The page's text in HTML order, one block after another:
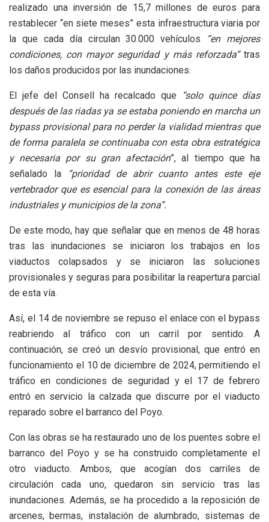
realizado una inversión de 15,7 millones de euros para
restablecer “en siete meses” esta infraestructura viaria por
la que cada día circulan 30.000 vehículos
“en mejores
condiciones, con mayor seguridad y más reforzada”tras
los daños producidos por las inundaciones.
El jefe del Consell ha recalcado que
“solo quince días
después de las riadas ya se estaba poniendo en marcha un
bypass provisional para no perder la vialidad mientras que
de forma paralela se continuaba con esta obra estratégica
y necesaria por su gran afectación”, al tiempo que ha
señalado la“prioridad de abrir cuanto antes este eje
vertebrador que es esencial para la conexión de las áreas
industriales y municipios de la zona”.
De este modo, hay que señalar que en menos de 48 horas
tras las inundaciones se iniciaron los trabajos en los
viaductos colapsados y se iniciaron las soluciones
provisionales y seguras para posibilitar la reapertura parcial
de esta vía.
Así, el 14 de noviembre se repuso el enlace con el bypass
reabriendo al tráfico con un carril por sentido. A
continuación, se creó un desvío provisional, que entró en
funcionamiento el 10 de diciembre de 2024, permitiendo el
tráfico en condiciones de seguridad y el 17 de febrero
entró en servicio la calzada que discurre por el viaducto
reparado sobre el barranco del Poyo.
Con las obras se ha restaurado uno de los puentes sobre el
barranco del Poyo y se ha construido completamente el
otro viaducto. Ambos, que acogían dos carriles de
circulación cada uno, quedaron sin servicio tras las
inundaciones. Además, se ha procedido a la reposición de
arcenes, bermas, instalación de alumbrado, sistemas de